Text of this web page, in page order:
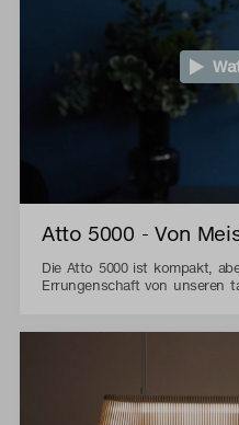
Atto 5000 - Von
Die Atto 5000 ist kompakt,
Errungenschaft von unseren